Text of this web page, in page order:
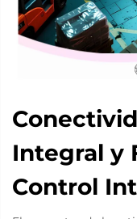
Integral y
Control